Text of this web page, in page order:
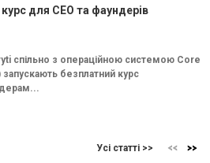
для CEO та фаундерів
спільно з операційною системою Core
безплатний курс
Усі статті >>